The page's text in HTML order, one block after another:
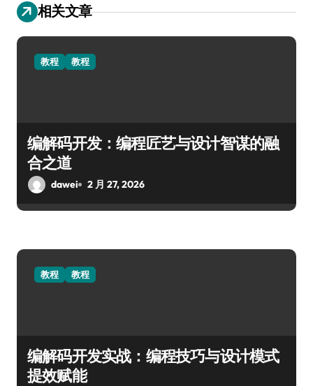
相关文章
教程 教程
编解码开发：编程匠艺与设计智谋的融
合之道
dawei 2 月 27, 2026
教程 教程
编解码开发实战：编程技巧与设计模式
提效赋能